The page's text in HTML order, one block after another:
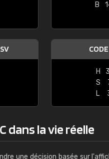
B
H
S
L
dans la vie réelle
une décision basée sur